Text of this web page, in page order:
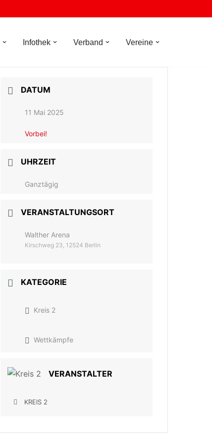
Infothek Verband Vereine
DATUM
11 Mai 2025
Vorbei!
UHRZEIT
Ganztägig
VERANSTALTUNGSORT
Walther Arena
Kirschweg 23, 12524 Berlin
KATEGORIE
Kreis 2
Wettkämpfe
VERANSTALTER
KREIS 2